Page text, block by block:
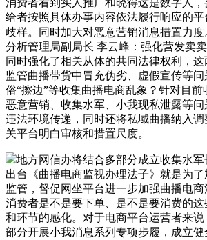
消费者看到实人推广和晓得这是数字人
给者按照具体办事内容依法履行响应的
歧样。同时加大对恶意营销消息措置力度
分析管理局副局长 李云峰：强化营发卖卖
同时强化了相关从体的共同法律权利，
监管曲播带货中冒充伪劣、虚假宣传等
俗“擦边”等收集曲播电商乱象？针对目
恶意营销、收集水军、小我现私泄露等
违法环境传递，同时还将私域曲播纳入
关平台明白审核和措置尺度。
地方网信办将结合多部分成立收集水
出台《曲播电商监视办理法子》就是为
监管，督促网坐平台进一步加强曲播电
消费者是不是要下单、是不是要消费的
和环节的感化。对于电商平台运营者来
部分开展小我消息系列专项步履，成立健